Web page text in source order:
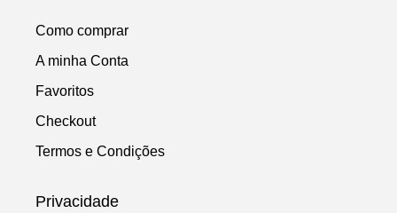
Como comprar
A minha Conta
Favoritos
Checkout
Termos e Condições
Privacidade